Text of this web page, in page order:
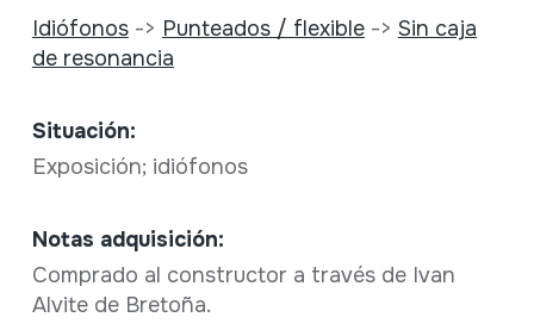
Idiófonos-> Punteados / flexible-> Sin caja
de resonancia
Situación:
Exposición; idiófonos
Notas adquisición:
Comprado al constructor a través de Ivan
Alvite de Bretoña.